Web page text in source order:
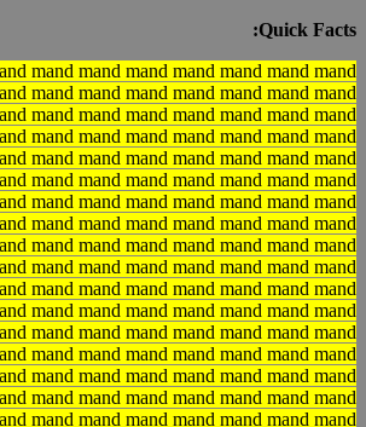
Quick Facts:
mand mand mand mand mand mand mand
mand mand mand mand mand mand mand
mand mand mand mand mand mand mand
mand mand mand mand mand mand mand
mand mand mand mand mand mand mand
mand mand mand mand mand mand mand
mand mand mand mand mand mand mand
mand mand mand mand mand mand mand
mand mand mand mand mand mand mand
mand mand mand mand mand mand mand
mand mand mand mand mand mand mand
mand mand mand mand mand mand mand
mand mand mand mand mand mand mand
mand mand mand mand mand mand mand
mand mand mand mand mand mand mand
mand mand mand mand mand mand mand
mand mand mand mand mand mand mand